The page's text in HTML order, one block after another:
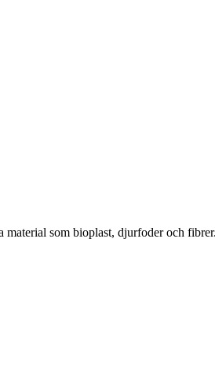
som bioplast, djurfoder och fibrer.